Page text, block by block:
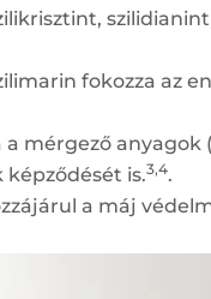
fokozza az
mérgező
is.3,4.
a máj